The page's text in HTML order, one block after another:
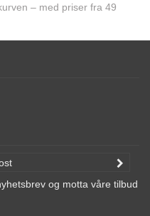
– med priser fra 49
og motta våre tilbud